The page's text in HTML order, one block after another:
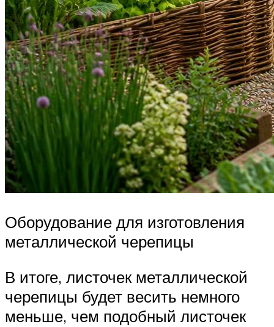
Оборудование для изготовления
металлической черепицы
В итоге, листочек металлической
черепицы будет весить немного
меньше, чем подобный листочек